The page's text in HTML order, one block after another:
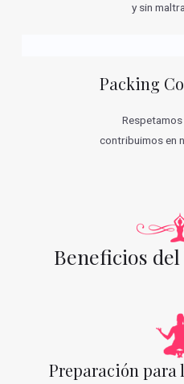
y sin
Packing
contribuimos en
Beneficios
Preparación